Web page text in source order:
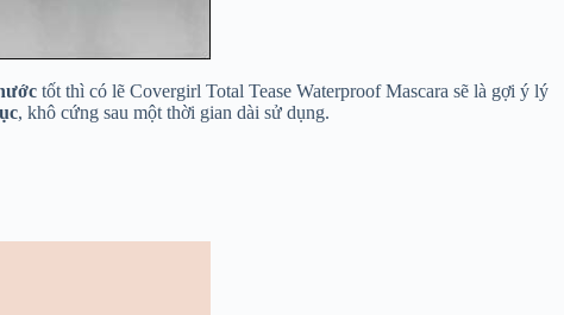
tốt thì có lẽ Covergirl Total Tease Waterproof Mascara sẽ là gợi ý lý
, khô cứng sau một thời gian dài sử dụng.